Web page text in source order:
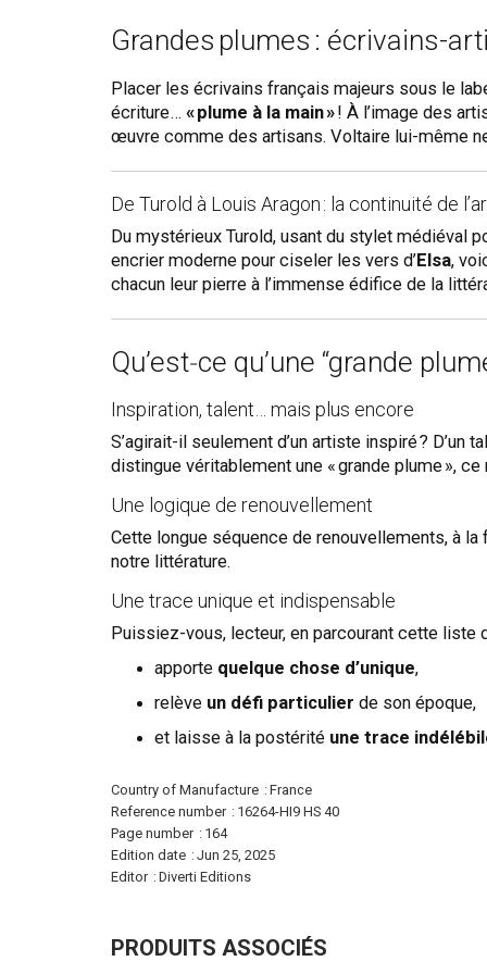
Grandes plumes : écrivains-
Placer les écrivains français majeurs sous le
écriture… « plume à la main »! À l’image des
œuvre comme des artisans. Voltaire lui-même
De Turold à Louis Aragon : la continuité de
Du mystérieux Turold, usant du stylet médiéval
encrier moderne pour ciseler les vers d’Elsa,
chacun leur pierre à l’immense édifice de la
Qu’est‑ce qu’une “grande
Inspiration, talent… mais plus encore
S’agirait-il seulement d’un artiste inspiré ?
distingue véritablement une « grande plume »,
Une logique de renouvellement
Cette longue séquence de renouvellements, à
notre littérature.
Une trace unique et indispensable
Puissiez-vous, lecteur, en parcourant cette liste
apporte quelque chose d’unique,
relève un défi particulier de son époque,
et laisse à la postérité une trace
More
Information
Country of Manufacture
France
Reference number
16264-HI9 HS 40
Page number
164
Edition date
Jun 25, 2025
Editor
Diverti Editions
PRODUITS ASSOCIÉS